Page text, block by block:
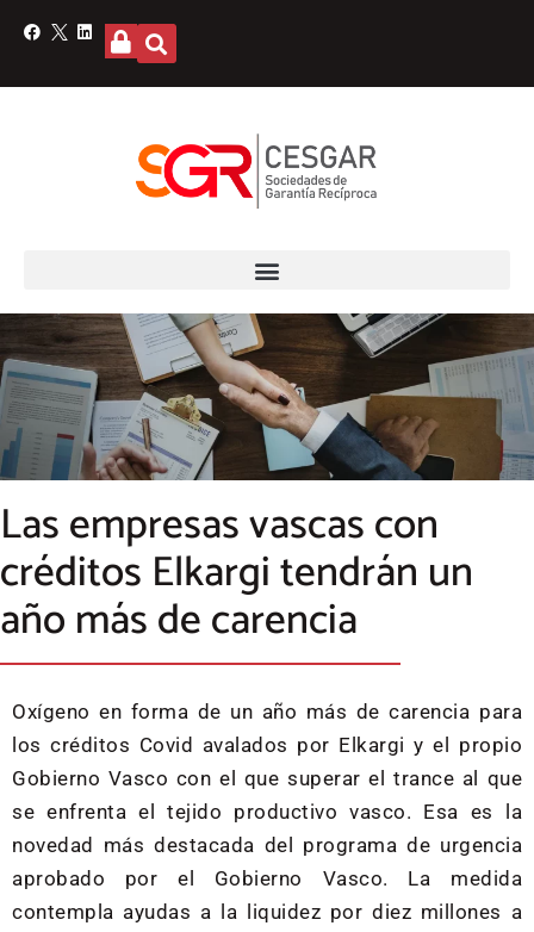
Las empresas vascas con
créditos Elkargi tendrán un
año más de carencia
Oxígeno en forma de un año más de carencia para
los créditos Covid avalados por Elkargi y el propio
Gobierno Vasco con el que superar el trance al que
se enfrenta el tejido productivo vasco. Esa es la
novedad más destacada del programa de urgencia
aprobado por el Gobierno Vasco. La medida
contempla ayudas a la liquidez por diez millones a